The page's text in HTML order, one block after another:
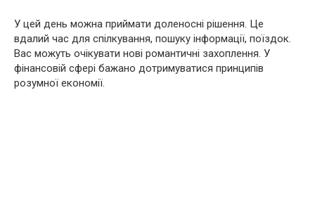
У цей день можна приймати доленосні рішення. Це
вдалий час для спілкування, пошуку інформації, поїздок.
Вас можуть очікувати нові романтичні захоплення. У
фінансовій сфері бажано дотримуватися принципів
розумної економії.